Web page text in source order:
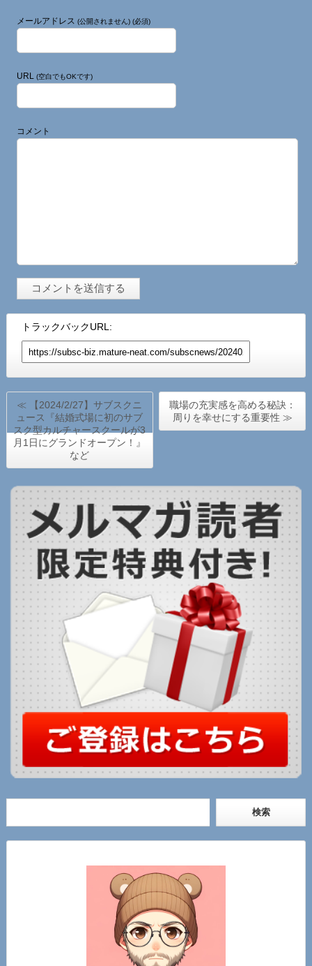
メールアドレス (公開されません) (必須)
URL (空白でもOKです)
コメント
トラックバックURL:
≪ 【2024/2/27】サブスクニ
ュース『結婚式場に初のサブ
スク型カルチャースクールが3
月1日にグランドオープン！』
など
職場の充実感を高める秘訣：
周りを幸せにする重要性 ≫